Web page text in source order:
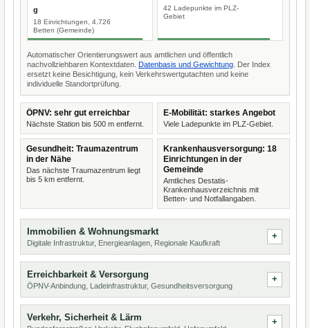
g
18 Einrichtungen, 4.726
Betten (Gemeinde)
42 Ladepunkte im PLZ-
Gebiet
Automatischer Orientierungswert aus amtlichen und öffentlich
nachvollziehbaren Kontextdaten. Datenbasis und Gewichtung . Der Index
ersetzt keine Besichtigung, kein Verkehrswertgutachten und keine
individuelle Standortprüfung.
ÖPNV: sehr gut erreichbar
Nächste Station bis 500 m entfernt.
E-Mobilität: starkes Angebot
Viele Ladepunkte im PLZ-Gebiet.
Gesundheit: Traumazentrum
in der Nähe
Das nächste Traumazentrum liegt
bis 5 km entfernt.
Krankenhausversorgung: 18
Einrichtungen in der
Gemeinde
Amtliches Destatis-
Krankenhausverzeichnis mit
Betten- und Notfallangaben.
Immobilien & Wohnungsmarkt
Digitale Infrastruktur, Energieanlagen, Regionale Kaufkraft
Erreichbarkeit & Versorgung
ÖPNV-Anbindung, Ladeinfrastruktur, Gesundheitsversorgung
Verkehr, Sicherheit & Lärm